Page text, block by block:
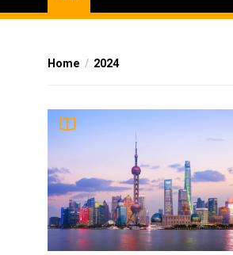
Home 2024